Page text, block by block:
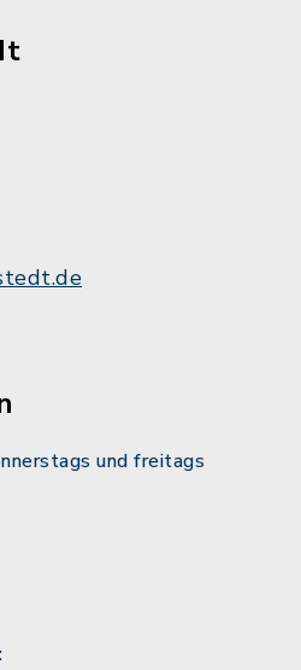
und freitags